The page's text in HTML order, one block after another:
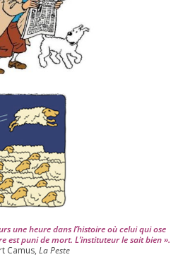
une heure dans l’his­toire où celui qui ose
est puni de mort. L’instituteur le sait bien ».
Camus, La Peste